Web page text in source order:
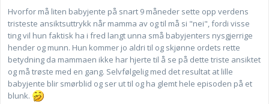
Hvorfor må liten babyjente på snart 9 måneder sette opp verdens
tristeste ansiktsuttrykk når mamma av og til må si "nei", fordi visse
ting vil hun faktisk ha i fred langt unna små babyjenters nysgjerrige
hender og munn. Hun kommer jo aldri til og skjønne ordets rette
betydning da mammaen ikke har hjerte til å se på dette triste ansiktet
og må trøste med en gang. Selvfølgelig med det resultat at lille
babyjente blir smørblid og ser ut til og ha glemt hele episoden på et
blunk.